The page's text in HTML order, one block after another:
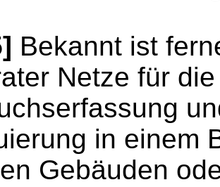
Bekannt ist
Netze für
in einem
Gebäuden